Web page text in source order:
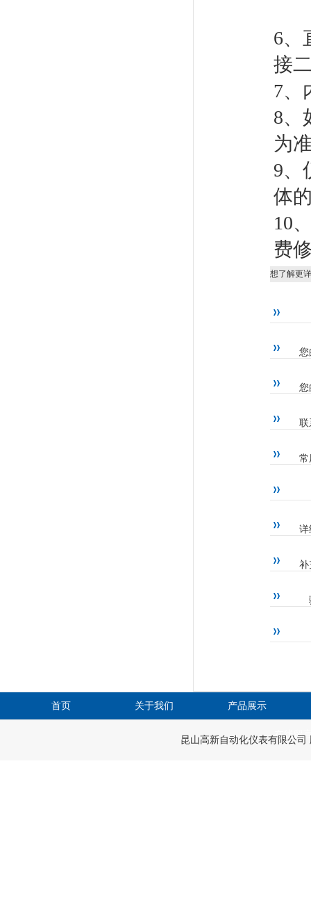
6、
接
7、
8、
为
9、
体
10
费
想了解更
您
您
联
常
详
补
首页 关于我们 产品展示
在线留
昆山高新自动化仪表有限公